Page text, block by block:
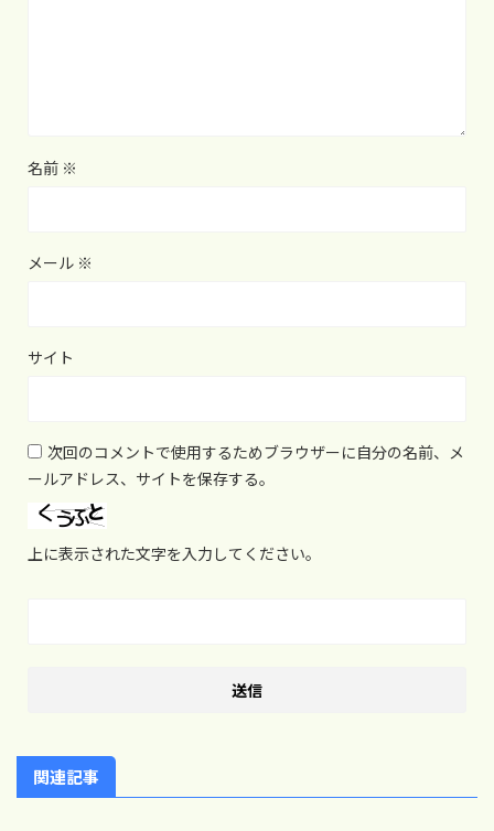
名前 ※
メール ※
サイト
次回のコメントで使用するためブラウザーに自分の名前、メ
ールアドレス、サイトを保存する。
上に表示された文字を入力してください。
関連記事